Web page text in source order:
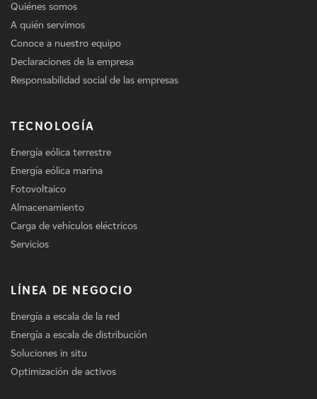
Quiénes somos
A quién servimos
Conoce a nuestro equipo
Declaraciones de la empresa
Responsabilidad social de las empresas
TECNOLOGÍA
Energía eólica terrestre
Energía eólica marina
Fotovoltaico
Almacenamiento
Carga de vehículos eléctricos
Servicios
LÍNEA DE NEGOCIO
Energía a escala de la red
Energía a escala de distribución
Soluciones in situ
Optimización de activos